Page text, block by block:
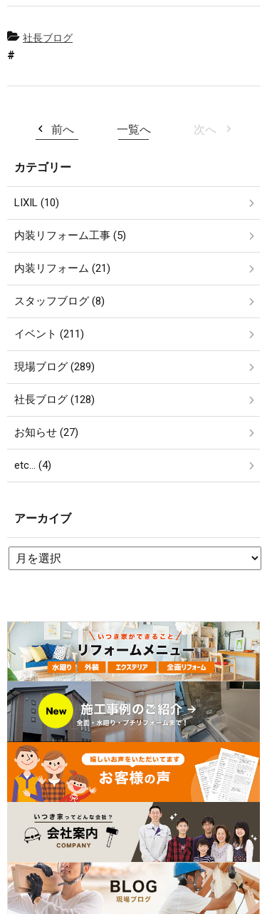
社長ブログ
前へ 一覧へ 次へ
カテゴリー
LIXIL (10)
内装リフォーム工事 (5)
内装リフォーム (21)
スタッフブログ (8)
イベント (211)
現場ブログ (289)
社長ブログ (128)
お知らせ (27)
etc… (4)
アーカイブ